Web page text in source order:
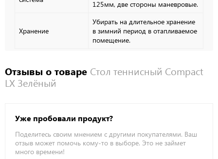
125мм, две стороны маневровые.
Хранение
Убирать на длительное хранение
в зимний период в отапливаемое
помещение.
Отзывы о товаре Стол теннисный Compact
LX Зелёный
Уже пробовали продукт?
Поделитесь своим мнением с другими покупателями. Ваш
отзыв может помочь кому-то в выборе. Это не займет
много времени!